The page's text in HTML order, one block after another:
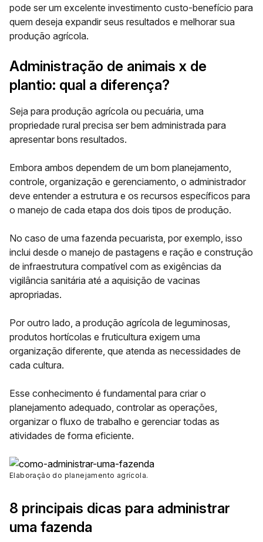
pode ser um excelente investimento custo-benefício para
quem deseja expandir seus resultados e melhorar sua
produção agrícola.
Administração de animais x de
plantio: qual a diferença?
Seja para produção agrícola ou pecuária, uma
propriedade rural precisa ser bem administrada para
apresentar bons resultados.
Embora ambos dependem de um bom planejamento,
controle, organização e gerenciamento, o administrador
deve entender a estrutura e os recursos específicos para
o manejo de cada etapa dos dois tipos de produção.
No caso de uma fazenda pecuarista, por exemplo, isso
inclui desde o manejo de pastagens e ração e construção
de infraestrutura compatível com as exigências da
vigilância sanitária até a aquisição de vacinas
apropriadas.
Por outro lado, a produção agrícola de leguminosas,
produtos hortícolas e fruticultura exigem uma
organização diferente, que atenda as necessidades de
cada cultura.
Esse conhecimento é fundamental para criar o
planejamento adequado, controlar as operações,
organizar o fluxo de trabalho e gerenciar todas as
atividades de forma eficiente.
Elaboração do planejamento agrícola.
8 principais dicas para administrar
uma fazenda